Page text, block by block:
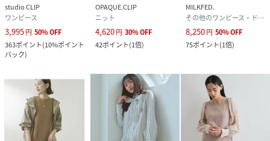
studio CLIP
ワンピース
3,995円 50%OFF
363ポイント(10%ポイント
バック)
OPAQUE.CLIP
ニット
4,620円 30%OFF
42ポイント(1倍)
MILKFED.
その他のワンピース・ドレス
8,250円 50%OFF
75ポイント(1倍)